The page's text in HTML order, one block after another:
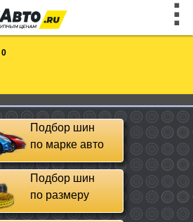
0
Подбор шин
по марке авто
Подбор шин
по размеру